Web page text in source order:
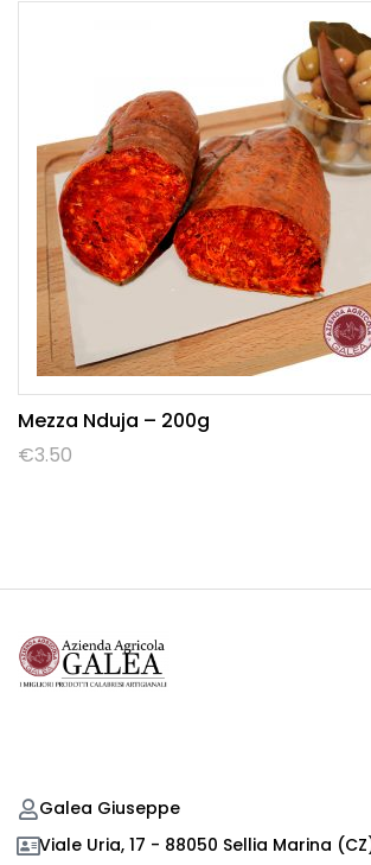
Mezza Nduja – 200g
€3.50
Galea Giuseppe
Viale Uria, 17 - 88050 Sellia Marina